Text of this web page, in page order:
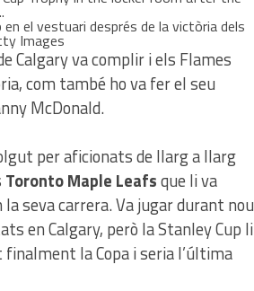
en el vestuari després de la victòria dels
Images
Calgary va complir i els Flames
com també ho va fer el seu
McDonald.
per aficionats de llarg a llarg
Toronto Maple Leafsque li va
seva carrera. Va jugar durant nou
en Calgary, però la Stanley Cup li
la Copa i seria l’última